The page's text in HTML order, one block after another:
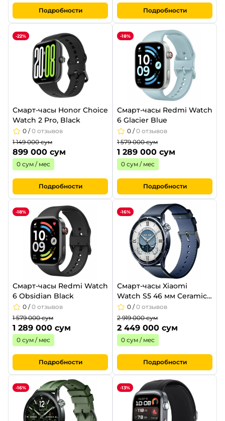
Подробности Подробности
-22%
Смарт-часы Honor Choice
Watch 2 Pro, Black
0 /0 отзывов
1 149 000 сум
899 000 сум
0 сум / мес
Подробности
-18%
Смарт-часы Redmi Watch
6 Glacier Blue
0 /0 отзывов
1 579 000 сум
1 289 000 сум
0 сум / мес
Подробности
-18%
Смарт-часы Redmi Watch
6 Obsidian Black
0 /0 отзывов
1 579 000 сум
1 289 000 сум
0 сум / мес
Подробности
-16%
Смарт-часы Xiaomi
Watch S5 46 мм Ceramic
Blue
0 /0 отзывов
2 919 000 сум
2 449 000 сум
0 сум / мес
Подробности
-16% -13%